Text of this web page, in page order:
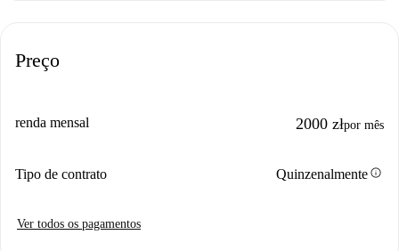
Preço
renda mensal 2000 złpor mês
Tipo de contrato Quinzenalmenteinfo
Ver todos os pagamentos